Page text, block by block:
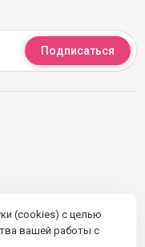
Подписаться
(cookies) с целью
вашей работы с